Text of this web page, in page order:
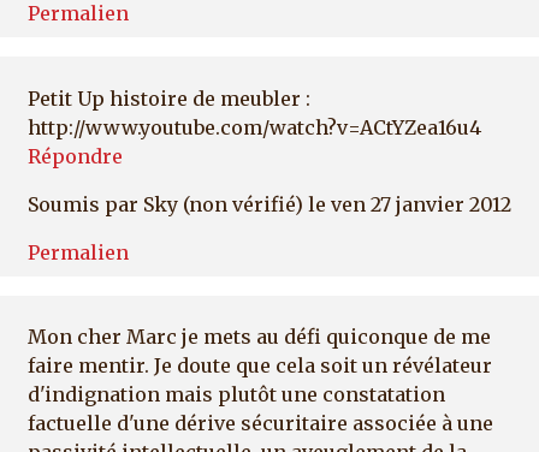
Permalien
Petit Up histoire de meubler :
http://www.youtube.com/watch?v=ACtYZea16u4
Répondre
Soumis par Sky (non vérifié) le ven 27 janvier 2012
Permalien
Mon cher Marc je mets au défi quiconque de me
faire mentir. Je doute que cela soit un révélateur
d'indignation mais plutôt une constatation
factuelle d'une dérive sécuritaire associée à une